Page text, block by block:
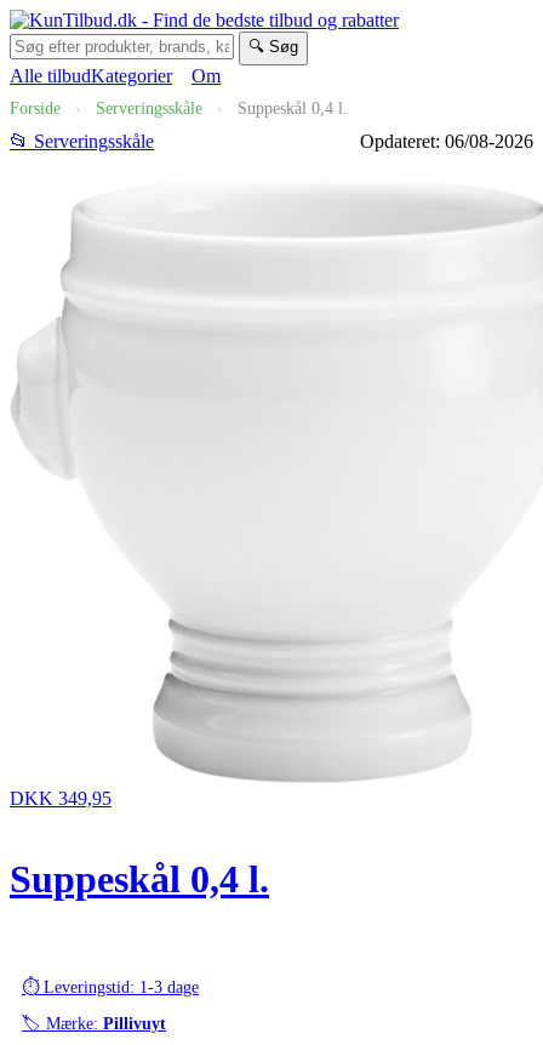
🔍 Søg
Alle tilbudKategorier Om
Forside › Serveringsskåle › Suppeskål 0,4 l.
📂 Serveringsskåle Opdateret: 06/08-2026
DKK 349,95
Suppeskål 0,4 l.
⏱️ Leveringstid: 1-3 dage
🏷️ Mærke: Pillivuyt